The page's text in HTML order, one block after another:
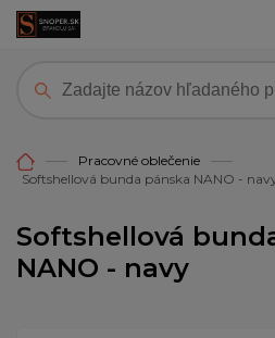
Pracovné oblečenie
Softshellová bunda pánska NANO -
Softshellová
NANO - navy